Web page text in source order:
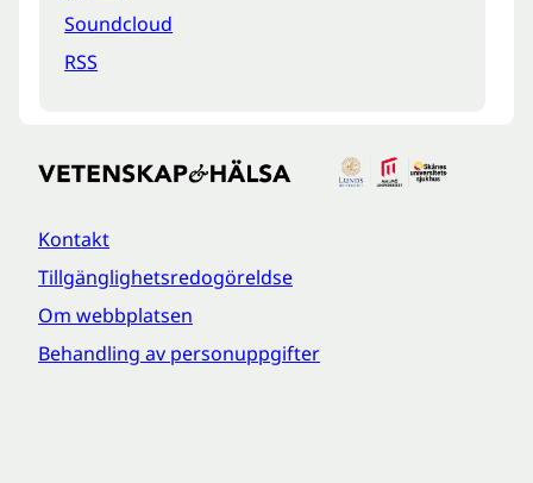
Soundcloud
RSS
Kontakt
Tillgänglighetsredogöreldse
Om webbplatsen
Behandling av personuppgifter